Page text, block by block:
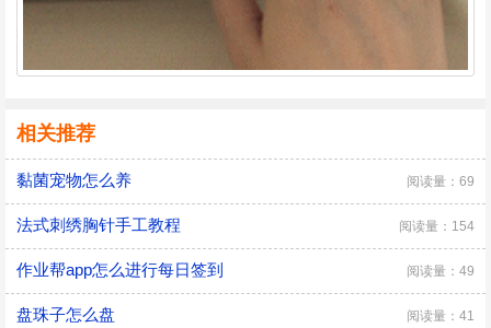
相关推荐
黏菌宠物怎么养 阅读量：69
法式刺绣胸针手工教程 阅读量：154
作业帮app怎么进行每日签到 阅读量：49
盘珠子怎么盘 阅读量：41